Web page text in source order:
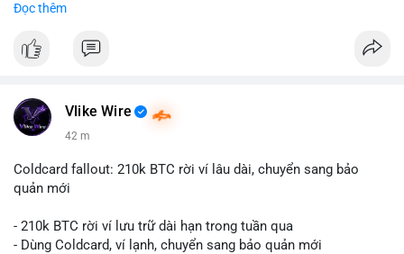
📞 WhatsApp: +1 660 215-8938
📧 Email: localpvashop@gmail.com
premium, PVA, aged với giá tốt nhất!
Đọc thêm
Vlike Wire
42 m
Coldcard fallout: 210k BTC rời ví lâu dài, chuyển sang bảo
quản mới
- 210k BTC rời ví lưu trữ dài hạn trong tuần qua
- Dùng Coldcard, ví lạnh, chuyển sang bảo quản mới